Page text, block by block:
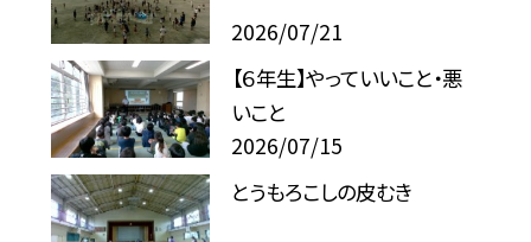
2026/07/21
【６年生】やっていいこと・悪
いこと
2026/07/15
とうもろこしの皮むき